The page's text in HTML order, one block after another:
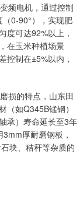
频电机，通过控制
0-90°），实现肥
度可达92%以上，
在玉米种植场景
控制在±5%以内，
损的特点，山东田
（如Q345B锰钢）
承）寿命延长至3年
厚耐磨钢板，
块、秸秆等杂质的